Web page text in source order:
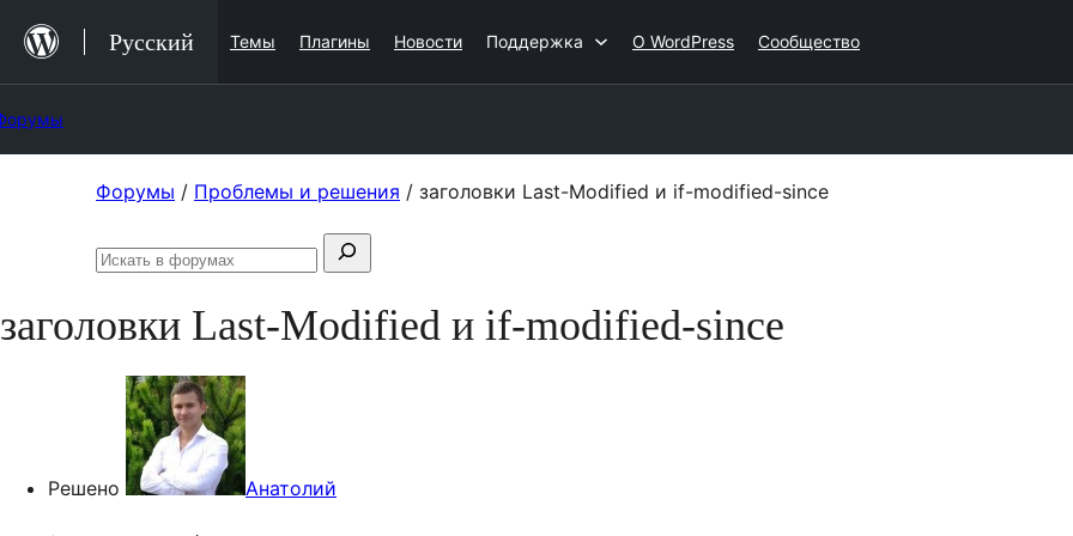
содержимому
Русский Темы Плагины Новости Поддержка О WordPress Сообщество
содержимому
Форумы / Проблемы и решения / заголовки Last-Modified и if-modified-since
Поиск:
Искать
форумах
заголовки Last-Modified и if-modified-since
Решено Анатолий